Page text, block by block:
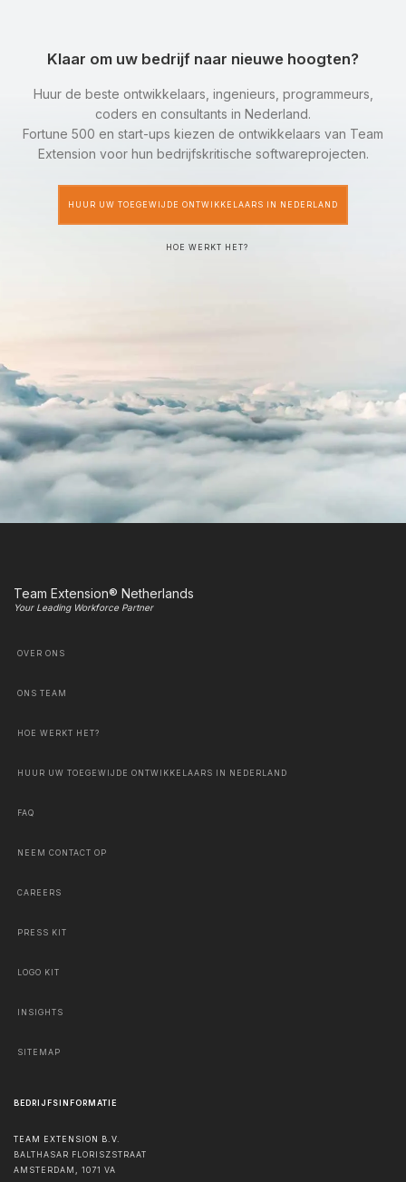
Klaar om uw bedrijf naar nieuwe hoogten?
Huur de beste ontwikkelaars, ingenieurs, programmeurs,
coders en consultants in Nederland.
Fortune 500 en start-ups kiezen de ontwikkelaars van Team
Extension voor hun bedrijfskritische softwareprojecten.
HUUR UW TOEGEWIJDE ONTWIKKELAARS IN NEDERLAND
HOE WERKT HET?
Team Extension® Netherlands
Your Leading Workforce Partner
OVER ONS
ONS TEAM
HOE WERKT HET?
HUUR UW TOEGEWIJDE ONTWIKKELAARS IN NEDERLAND
FAQ
NEEM CONTACT OP
CAREERS
PRESS KIT
LOGO KIT
INSIGHTS
SITEMAP
BEDRIJFSINFORMATIE
TEAM EXTENSION B.V.
BALTHASAR FLORISZSTRAAT
AMSTERDAM
1071 VA